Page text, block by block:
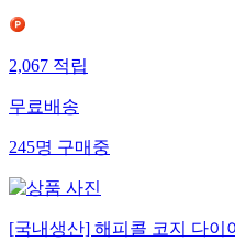
2,067적립
무료배송
245명구매중
[국내생산] 해피콜 코지 다이